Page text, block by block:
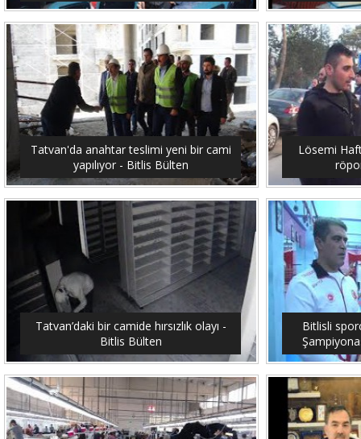
Tatvan'da anahtar teslimi yeni bir cami
yapılıyor - Bitlis Bülten
Lösemi
Tatvan’daki bir camide hırsızlık olayı -
Bitlis Bülten
Bitlisli